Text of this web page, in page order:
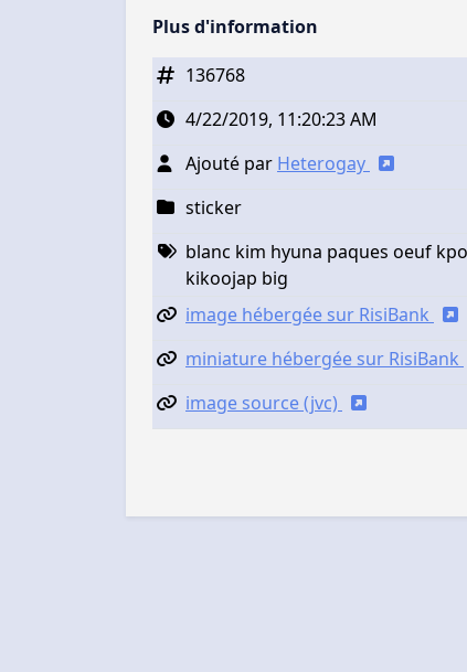
Plus d'information
136768
4/22/2019, 11:20:23 AM
Ajouté par Heterogay
sticker
blanc kim hyuna paques oeuf
kikoojap big
image hébergée sur RisiBank
miniature hébergée sur RisiBank
image source (jvc)